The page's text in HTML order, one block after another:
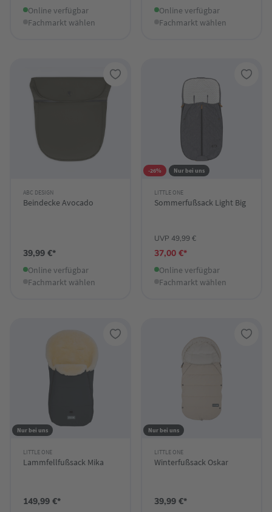
Online verfügbar
Fachmarkt wählen
Online verfügbar
Fachmarkt wählen
ABC DESIGN
Beindecke Avocado
39,99 €*
Online verfügbar
Fachmarkt wählen
-26% Nur bei uns
LITTLE ONE
Sommerfußsack Light Big
UVP 49,99 €
37,00 €*
Online verfügbar
Fachmarkt wählen
Nur bei uns
LITTLE ONE
Lammfellfußsack Mika
149,99 €*
Nur bei uns
LITTLE ONE
Winterfußsack Oskar
39,99 €*